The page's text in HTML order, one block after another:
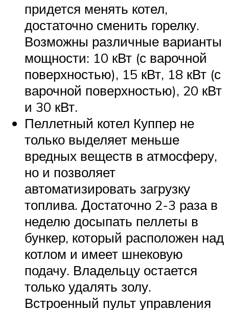
придется менять котел,
достаточно сменить горелку.
Возможны различные варианты
мощности: 10 кВт (с варочной
поверхностью), 15 кВт, 18 кВт (с
варочной поверхностью), 20 кВт
и 30 кВт.
Пеллетный котел Куппер не
только выделяет меньше
вредных веществ в атмосферу,
но и позволяет
автоматизировать загрузку
топлива. Достаточно 2-3 раза в
неделю досыпать пеллеты в
бункер, который расположен над
котлом и имеет шнековую
подачу. Владельцу остается
только удалять золу.
Встроенный пульт управления